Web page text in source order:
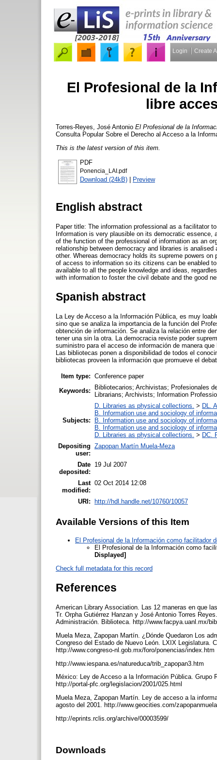
Login Create
El Profesional de la
libre
Torres-Reyes, José Antonio El Profesional de la
Consulta Popular Sobre el Derecho al Acceso a la
This is the latest version of this item.
PDF
Ponencia_LAI.pdf
Download (24kB) Preview
English abstract
Paper title: The information professional as a facilitator
Information is very plausible on its democratic
of the function of the professional of information as an
relationship between democracy and libraries is
other. Whereas democracy holds its supreme powers
of access to information so its citizens can be enabled
available to all the people knowledge and ideas,
with information to foster the civil debate and the good
Spanish abstract
La Ley de Acceso a la Información Pública, es muy
sino que se analiza la importancia de la función del
obtención de información. Se analiza la relación entre
tener una sin la otra. La democracia reviste poder
suministro para el acceso de información de manera
Las bibliotecas ponen a disponibilidad de todos el
bibliotecas proveen la información que promueve el
Item type: Conference paper
Keywords:
Bibliotecarios; Archivistas; Profesionales
Librarians; Archivists; Information
Subjects:
D. Libraries as physical collections. > DL.
B. Information use and sociology of
B. Information use and sociology of
B. Information use and sociology of
D. Libraries as physical collections. > DC.
Depositing
user:
Zapopan Martín Muela-Meza
Date
deposited:
19 Jul 2007
Last
modified:
02 Oct 2014 12:08
URI: http://hdl.handle.net/10760/10057
Available Versions of this Item
El Profesional de la Información como facilitador
El Profesional de la Información como
Displayed]
Check full metadata for this record
References
American Library Association. Las 12 maneras en que
Tr. Orpha Gutiérrez Hanzan y José Antonio Torres
Administración. Biblioteca. http://www.facpya.uanl.mx/
Muela Meza, Zapopan Martín. ¿Dónde Quedaron Los
Congreso del Estado de Nuevo León. LXIX Legislatura.
http://www.congreso-nl.gob.mx/foro/ponencias/index.htm
http://www.iespana.es/natureduca/trib_zapopan3.htm
México: Ley de Acceso a la Información Pública.
http://portal-pfc.org/legislacion/2001/025.html
Muela Meza, Zapopan Martín. Ley de acceso a la
agosto del 2001. http://www.geocities.com/
http://eprints.rclis.org/archive/00003599/
Downloads